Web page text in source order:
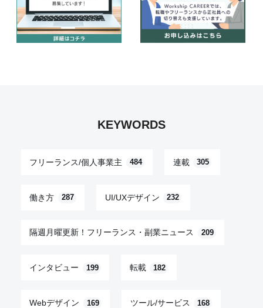
KEYWORDS
フリーランス/個人事業主 484 連載 305
働き方 287 UI/UXデザイン 232
隔週月曜更新！フリーランス・副業ニュース 209
インタビュー 199 転載 182
Webデザイン 169 ツール/サービス 168